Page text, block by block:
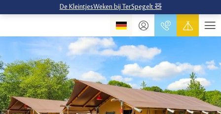
De KleintjesWeken bij TerSpegelt 🧸